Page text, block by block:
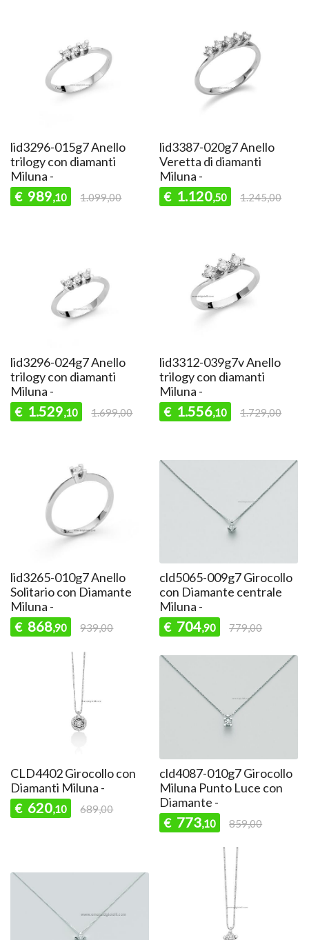
lid3296-015g7 Anello
trilogy con diamanti
Miluna -
€ 989,10 1.099,00
lid3387-020g7 Anello
Veretta di diamanti
Miluna -
€ 1.120,50 1.245,00
lid3296-024g7 Anello
trilogy con diamanti
Miluna -
€ 1.529,10 1.699,00
lid3312-039g7v Anello
trilogy con diamanti
Miluna -
€ 1.556,10 1.729,00
lid3265-010g7 Anello
Solitario con Diamante
Miluna -
€ 868,90 939,00
cld5065-009g7 Girocollo
con Diamante centrale
Miluna -
€ 704,90 779,00
CLD4402 Girocollo con
Diamanti Miluna -
€ 620,10 689,00
cld4087-010g7 Girocollo
Miluna Punto Luce con
Diamante -
€ 773,10 859,00